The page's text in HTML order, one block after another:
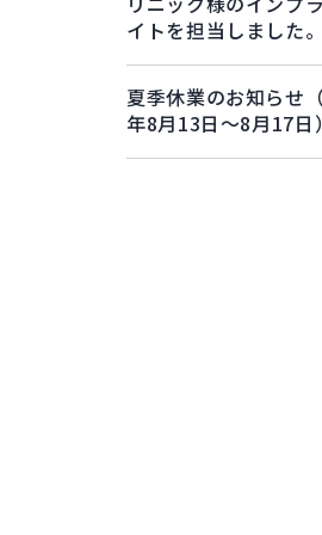
イトを担当しました。
夏季休業のお知らせ
年8月13日～8月17日）